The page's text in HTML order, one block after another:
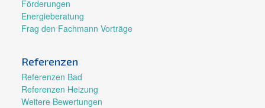
Förderungen
Energieberatung
Frag den Fachmann Vorträge
Referenzen
Referenzen Bad
Referenzen Heizung
Weitere Bewertungen